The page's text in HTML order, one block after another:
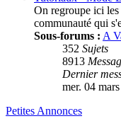
On regroupe ici
communauté qui
Sous-forums : A
352 Sujets
8913
Dernier
mer. 04
Petites Annonces